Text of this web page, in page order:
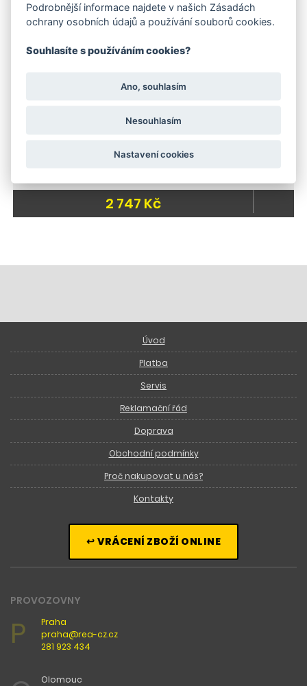
2 747 Kč
Úvod
Platba
Servis
Reklamační řád
Doprava
Obchodní podmínky
Proč nakupovat u nás?
Kontakty
↩ VRÁCENÍ ZBOŽÍ ONLINE
PROVOZOVNY
P
Praha
praha@rea-cz.cz
281 923 434
Olomouc
Podrobnější informace najdete v našich Zásadách
ochrany osobních údajů a používání souborů cookies.
Souhlasíte s používáním cookies?
Ano, souhlasím
Nesouhlasím
Nastavení cookies